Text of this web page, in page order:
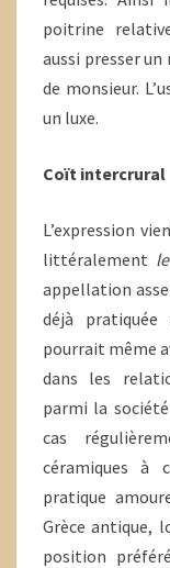
poitrine
aussi presser
de monsieur.
un luxe.
Coït intercrural
L’expression
littéralement
appellation
déjà
pourrait même
dans les
parmi la
cas
céramiques à
pratique
Grèce antique,
position